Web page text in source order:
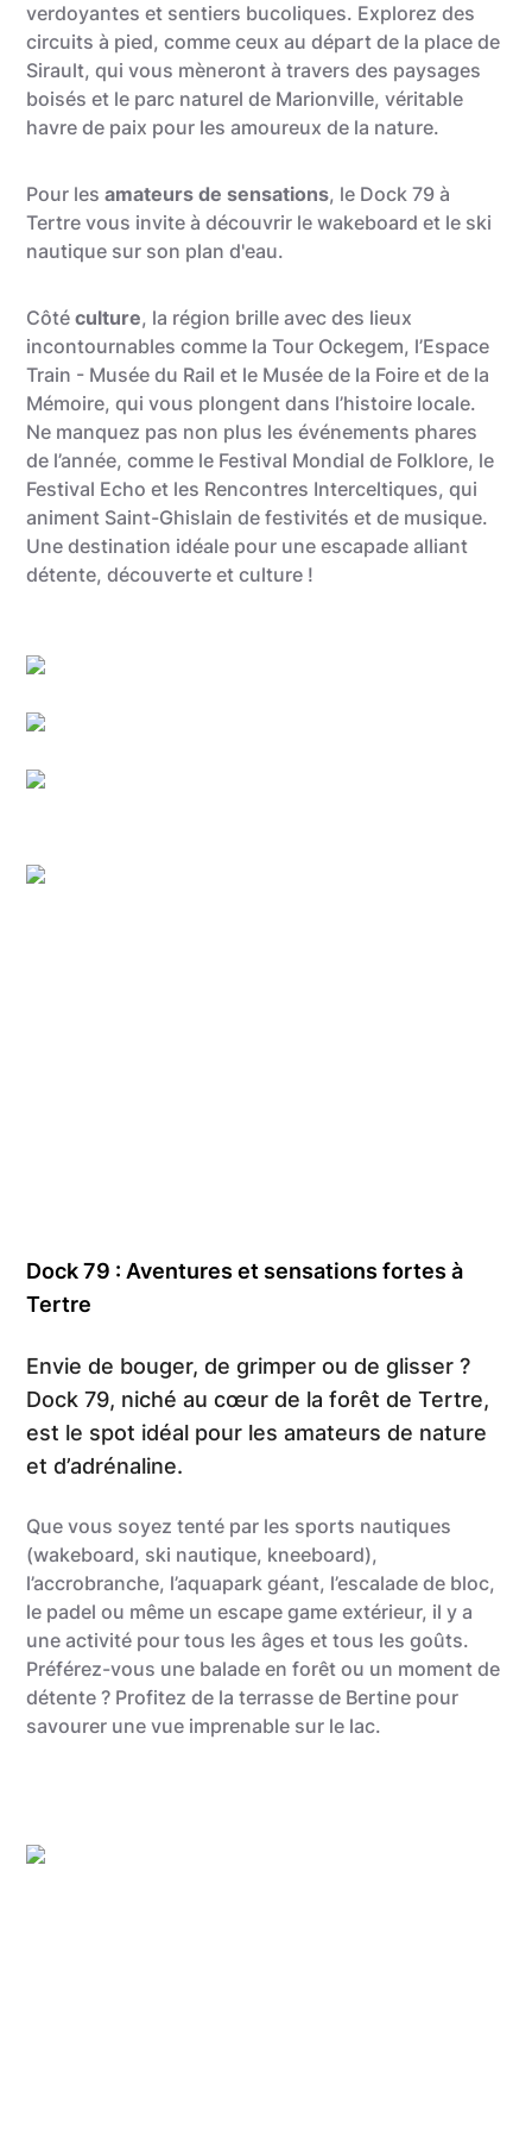
verdoyantes et sentiers bucoliques. Explorez des
circuits à pied, comme ceux au départ de la place de
Sirault, qui vous mèneront à travers des paysages
boisés et le parc naturel de Marionville, véritable
havre de paix pour les amoureux de la nature.
Pour lesamateurs de sensations, le Dock 79 à
Tertre vous invite à découvrir le wakeboard et le ski
nautique sur son plan d'eau.
Côtéculture, la région brille avec des lieux
incontournables comme la Tour Ockegem, l’Espace
Train - Musée du Rail et le Musée de la Foire et de la
Mémoire, qui vous plongent dans l’histoire locale.
Ne manquez pas non plus les événements phares
de l’année, comme le Festival Mondial de Folklore, le
Festival Echo et les Rencontres Interceltiques, qui
animent Saint-Ghislain de festivités et de musique.
Une destination idéale pour une escapade alliant
détente, découverte et culture !
Dock 79 : Aventures et sensations fortes à
Tertre
Envie de bouger, de grimper ou de glisser ?
Dock 79, niché au cœur de la forêt de Tertre,
est le spot idéal pour les amateurs de nature
et d’adrénaline.
Que vous soyez tenté par les sports nautiques
(wakeboard, ski nautique, kneeboard),
l’accrobranche, l’aquapark géant, l’escalade de bloc,
le padel ou même un escape game extérieur, il y a
une activité pour tous les âges et tous les goûts.
Préférez-vous une balade en forêt ou un moment de
détente ? Profitez de la terrasse de Bertine pour
savourer une vue imprenable sur le lac.